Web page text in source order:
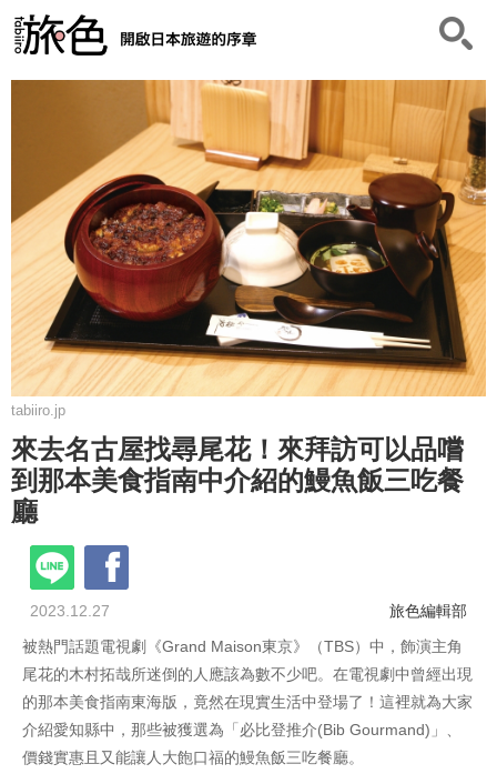
tabiiro.jp
來去名古屋找尋尾花！來拜訪可以品嚐
到那本美食指南中介紹的鰻魚飯三吃餐
廳
2023.12.27
旅色編輯部
被熱門話題電視劇《Grand Maison東京》（TBS）中，飾演主角
尾花的木村拓哉所迷倒的人應該為數不少吧。在電視劇中曾經出現
的那本美食指南東海版，竟然在現實生活中登場了！這裡就為大家
介紹愛知縣中，那些被獲選為「必比登推介(Bib Gourmand)」、
價錢實惠且又能讓人大飽口福的鰻魚飯三吃餐廳。